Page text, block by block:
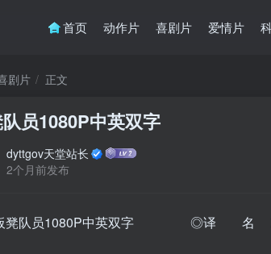
首页 动作片 喜剧片 爱情片
剧片 正文
员1080P中英双字
dyttgov天堂站长
2个月前发布
◎译 名 冷